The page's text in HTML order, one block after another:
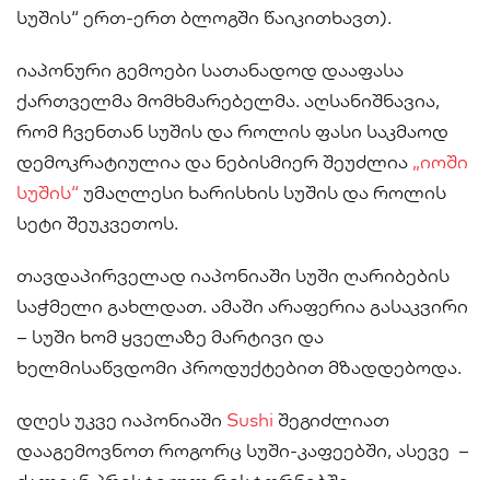
სუშის“ ერთ-ერთ ბლოგში წაიკითხავთ).
იაპონური გემოები სათანადოდ დააფასა
ქართველმა მომხმარებელმა. აღსანიშნავია,
რომ ჩვენთან სუშის და როლის ფასი საკმაოდ
დემოკრატიულია და ნებისმიერ შეუძლია „იოში
სუშის“ უმაღლესი ხარისხის სუშის და როლის
სეტი შეუკვეთოს.
თავდაპირველად იაპონიაში სუში ღარიბების
საჭმელი გახლდათ. ამაში არაფერია გასაკვირი
– სუში ხომ ყველაზე მარტივი და
ხელმისაწვდომი პროდუქტებით მზადდებოდა.
დღეს უკვე იაპონიაში Sushi შეგიძლიათ
დააგემოვნოთ როგორც სუში-კაფეებში, ასევე –